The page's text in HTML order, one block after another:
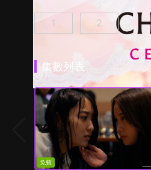
追蹤者遊戲W 職權騷
1 追蹤者遊戲
2
集數列表
免費